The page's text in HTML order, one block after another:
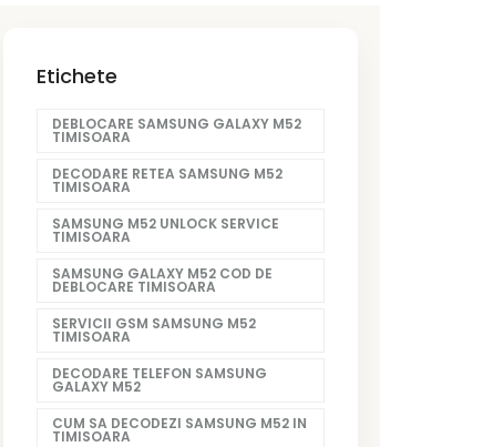
Etichete
DEBLOCARE SAMSUNG GALAXY M52
TIMISOARA
DECODARE RETEA SAMSUNG M52
TIMISOARA
SAMSUNG M52 UNLOCK SERVICE
TIMISOARA
SAMSUNG GALAXY M52 COD DE
DEBLOCARE TIMISOARA
SERVICII GSM SAMSUNG M52
TIMISOARA
DECODARE TELEFON SAMSUNG
GALAXY M52
CUM SA DECODEZI SAMSUNG M52 IN
TIMISOARA